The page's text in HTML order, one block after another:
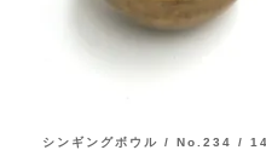
シンギングボウル / No.234 /